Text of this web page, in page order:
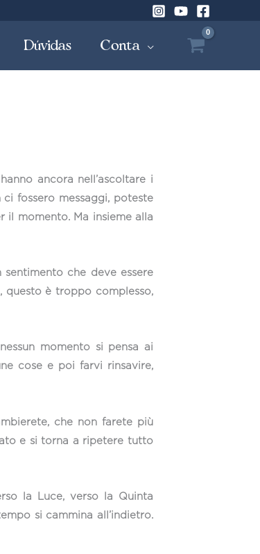
Dúvidas Conta
ancora nell’ascoltare i
fossero messaggi, poteste
il momento. Ma insieme alla
che deve essere
questo è troppo complesso,
momento si pensa ai
cose e poi farvi rinsavire,
che non farete più
e si torna a ripetere tutto
la Luce, verso la Quinta
si cammina all’indietro.